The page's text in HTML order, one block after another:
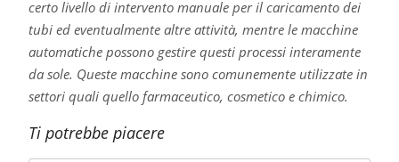
certo livello di intervento manuale per il caricamento dei
tubi ed eventualmente altre attività, mentre le macchine
automatiche possono gestire questi processi interamente
da sole. Queste macchine sono comunemente utilizzate in
settori quali quello farmaceutico, cosmetico e chimico.
Ti potrebbe piacere